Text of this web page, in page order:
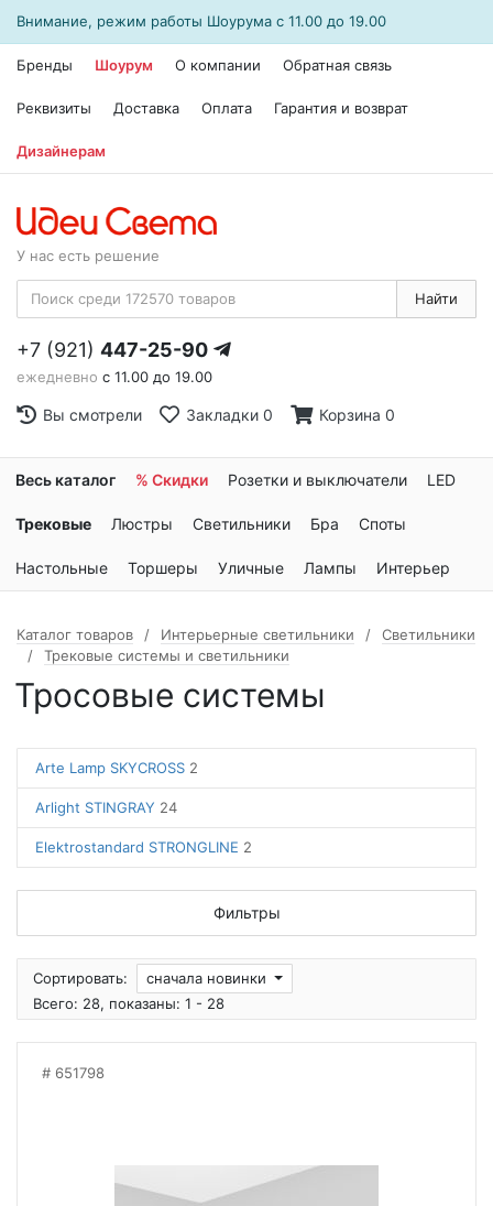
Внимание, режим работы Шоурума с 11.00 до 19.00
Бренды Шоурум О компании Обратная связь
Реквизиты Доставка Оплата Гарантия и возврат
Дизайнерам
У нас есть решение
Найти
+7 (921) 447-25-90
ежедневно с 11.00 до 19.00
Вы смотрели Закладки 0 Корзина 0
Весь каталог % Скидки Розетки и выключатели LED
Трековые Люстры Светильники Бра Споты
Настольные Торшеры Уличные Лампы Интерьер
Каталог товаров Интерьерные светильники
Светильники
Трековые системы и светильники
Тросовые системы
Arte Lamp SKYCROSS 2
Arlight STINGRAY 24
Elektrostandard STRONGLINE 2
Фильтры
Сортировать:
сначала новинки
Всего: 28, показаны: 1 - 28
651798